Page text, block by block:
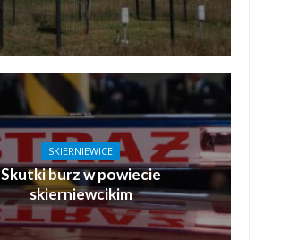
SKIERNIEWICE
Skutki burz w powiecie
skierniewcikim